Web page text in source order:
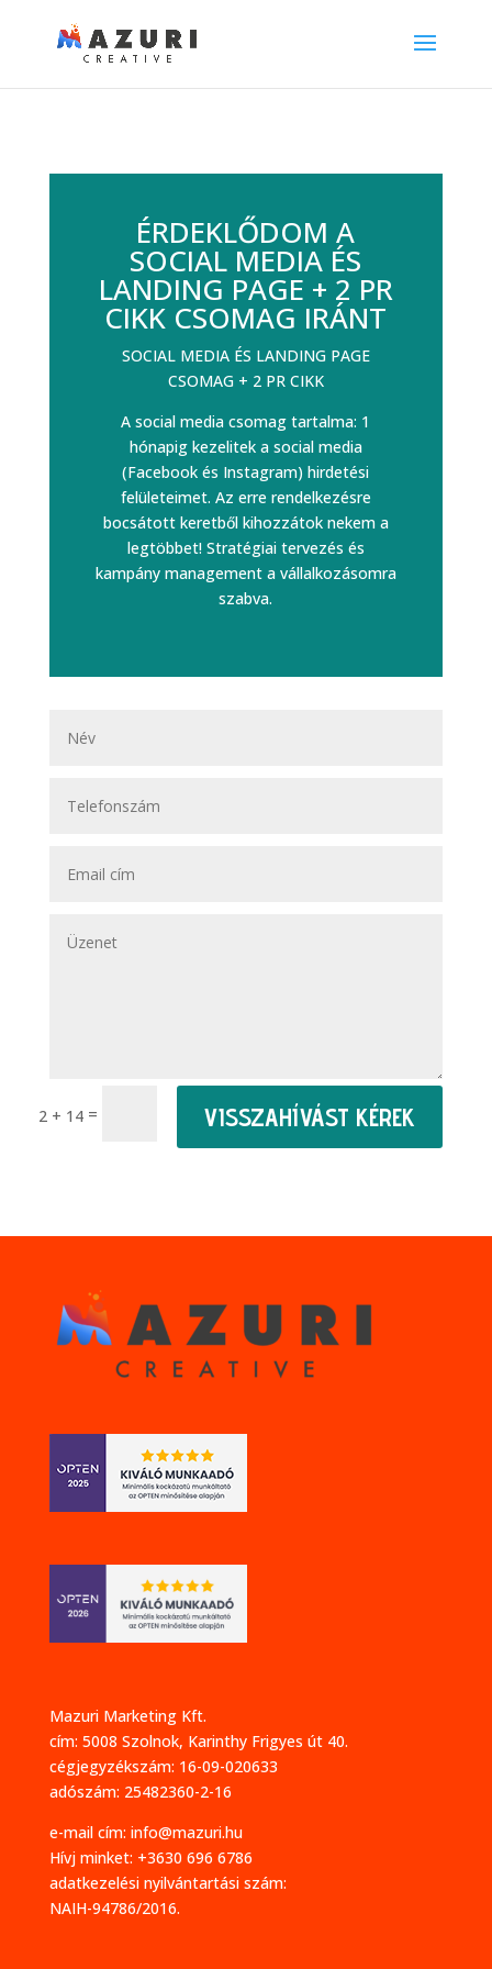
ÉRDEKLŐDOM A
SOCIAL MEDIA ÉS
LANDING PAGE + 2 PR
CIKK CSOMAG IRÁNT
SOCIAL MEDIA ÉS LANDING PAGE
CSOMAG + 2 PR CIKK
A social media csomag tartalma: 1
hónapig kezelitek a social media
(Facebook és Instagram) hirdetési
felületeimet. Az erre rendelkezésre
bocsátott keretből kihozzátok nekem a
legtöbbet! Stratégiai tervezés és
kampány management a vállalkozásomra
szabva.
2 + 14 = VISSZAHÍVÁST KÉREK
Mazuri Marketing Kft.
cím: 5008 Szolnok, Karinthy Frigyes út 40.
cégjegyzékszám: 16-09-020633
adószám: 25482360-2-16
e-mail cím: info@mazuri.hu
Hívj minket: +3630 696 6786
adatkezelési nyilvántartási szám:
NAIH-94786/2016.